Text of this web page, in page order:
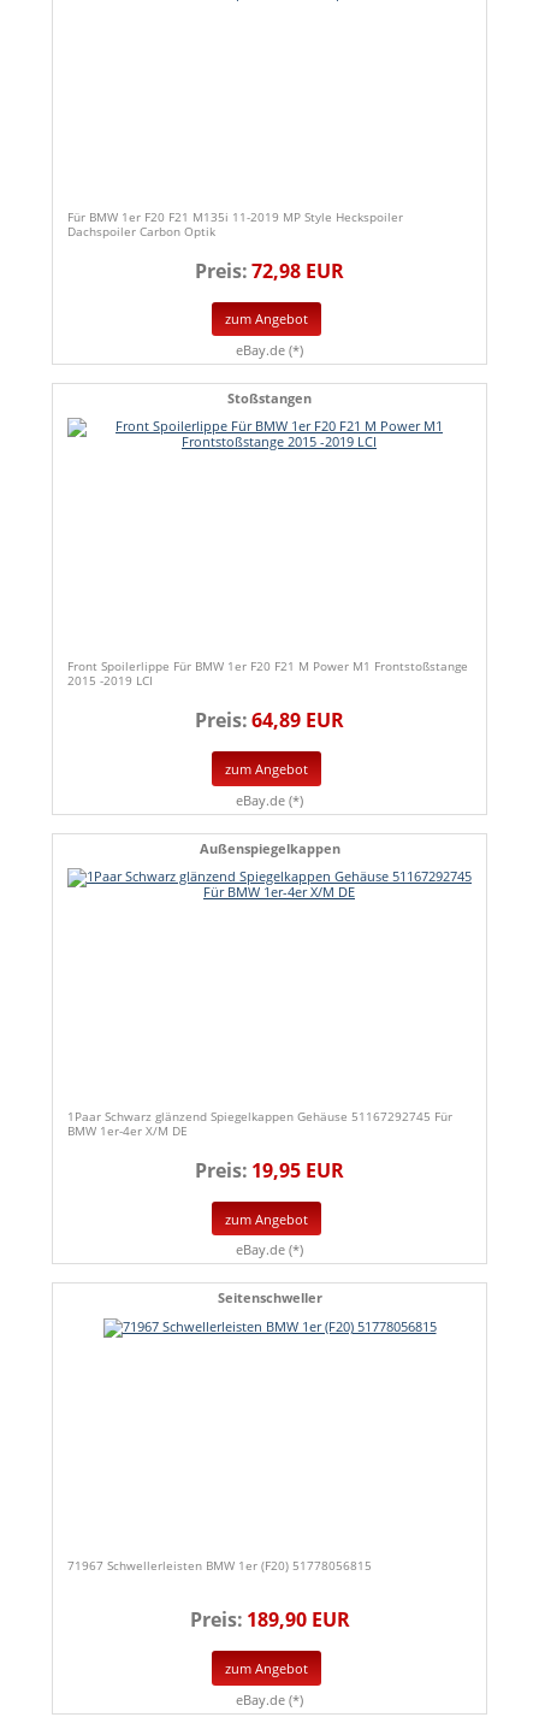
Für BMW 1er F20 F21 M135i 11-2019 MP Style Heckspoiler
Dachspoiler Carbon Optik
Preis:72,98 EUR
zum Angebot
eBay.de (*)
Stoßstangen
Front Spoilerlippe Für BMW 1er F20 F21 M Power M1 Frontstoßstange
2015 -2019 LCI
Preis:64,89 EUR
zum Angebot
eBay.de (*)
Außenspiegelkappen
1Paar Schwarz glänzend Spiegelkappen Gehäuse 51167292745 Für
BMW 1er-4er X/M DE
Preis: 19,95 EUR
zum Angebot
eBay.de (*)
Seitenschweller
71967 Schwellerleisten BMW 1er (F20) 51778056815
Preis: 189,90 EUR
zum Angebot
eBay.de (*)